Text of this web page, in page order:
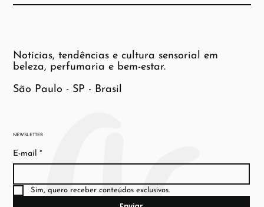
NEWSLETTER
E-mail *
Sim, quero receber conteúdos exclusivos.
Notícias, tendências e cultura sensorial em
beleza, perfumaria e bem-estar.
São Paulo - SP - Brasil